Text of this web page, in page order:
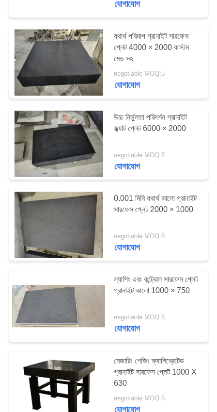
সিএনসি মেশিন সরঞ্জাম
সরঞ্জাম
18
ধাতু পরিমাপ সরঞ্জাম
কেবল ড্র্যাগ চেইন
অ্যাকর্ডিয়ান বেলো কভার
যোগাযোগ
যথার্থ পরিমাপ গ্রানাইট সারফেস
প্লেট 4000 × 2000 কাস্টম
মেড সহ
negotiable MOQ:5
যোগাযোগ
উচ্চ নির্ভুলতা পরিদর্শন গ্রানাইট
ফ্ল্যাট প্লেট 6000 × 2000
negotiable MOQ:5
যোগাযোগ
0.001 মিমি যথার্থ কালো গ্রানাইট
সারফেস প্লেট 2000 × 1000
negotiable MOQ:5
যোগাযোগ
ল্যাপিং এবং কন্ট্রোল সারফেস প্লেট
গ্রানাইট কালো 1000 × 750
negotiable MOQ:5
যোগাযোগ
মেজারিং গেজিং ক্যালিব্রেটেড
গ্রানাইট সারফেস প্লেট 1000 X
630
negotiable MOQ:5
যোগাযোগ